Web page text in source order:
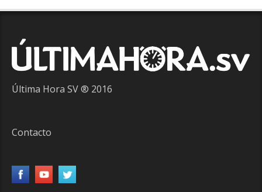
Última Hora SV ® 2016
Contacto